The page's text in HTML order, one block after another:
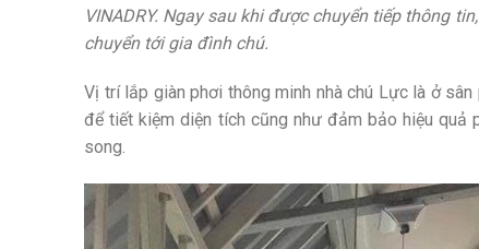
VINADRY. Ngay sau khi được chuyển tiếp thông
chuyển tới gia đình chú.
Vị trí lắp giàn phơi thông minh nhà chú Lực là ở
để tiết kiệm diện tích cũng như đảm bảo hiệu
song.